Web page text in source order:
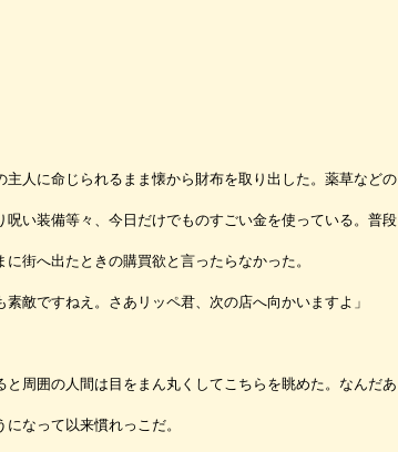
人に命じられるまま懐から財布を取り出した。薬草などの
い装備等々、今日だけでものすごい金を使っている。普段
街へ出たときの購買欲と言ったらなかった。
敵ですねえ。さあリッペ君、次の店へ向かいますよ」
周囲の人間は目をまん丸くしてこちらを眺めた。なんだあ
なって以来慣れっこだ。